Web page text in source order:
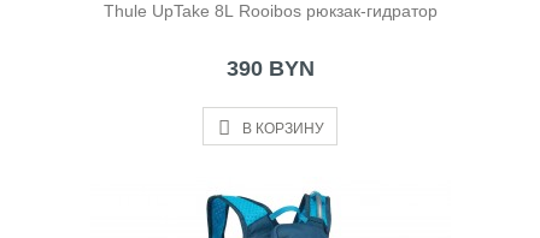
Thule UpTake 8L Rooibos рюкзак-гидратор
390 BYN
В КОРЗИНУ